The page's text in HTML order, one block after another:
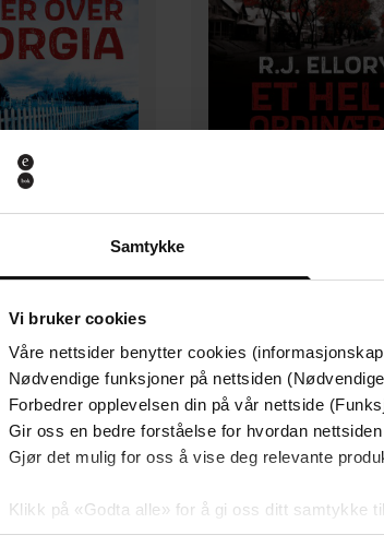
Samtykke
Vi bruker cookies
Våre nettsider benytter cookies
Nødvendige funksjoner på nettsiden
Forbedrer opplevelsen din på vår nettside
Gir oss en bedre forståelse for hvordan
Gjør det mulig for oss å vise deg relevante
Klikk på «Godta alle» for å gi oss ditt samtykke
samtykke til spesifikke formål ved å klikke på
Georgia
Jon Ellory
Et helt ordinært
også kjøpt